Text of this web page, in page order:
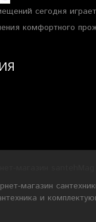
сегодня
комфортного
магазин
и